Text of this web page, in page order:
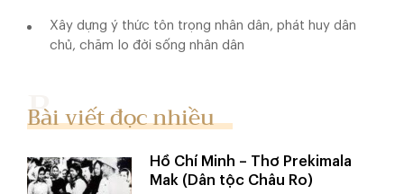
Xây dựng ý thức tôn trọng nhân dân, phát huy dân
chủ, chăm lo đời sống nhân dân
Bài viết đọc nhiều
Hồ Chí Minh – Thơ Prekimala
Mak (Dân tộc Châu Ro)